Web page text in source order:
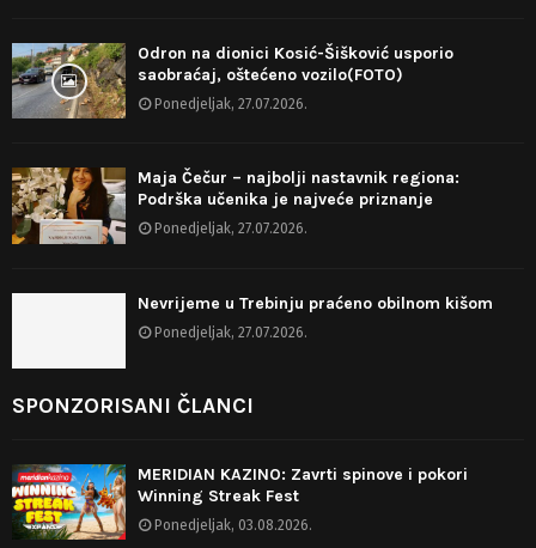
Odron na dionici Kosić-Šišković usporio
saobraćaj, oštećeno vozilo(FOTO)
Ponedjeljak, 27.07.2026.
Maja Čečur – najbolji nastavnik regiona:
Podrška učenika je najveće priznanje
Ponedjeljak, 27.07.2026.
Nevrijeme u Trebinju praćeno obilnom kišom
Ponedjeljak, 27.07.2026.
SPONZORISANI ČLANCI
MERIDIAN KAZINO: Zavrti spinove i pokori
Winning Streak Fest
Ponedjeljak, 03.08.2026.